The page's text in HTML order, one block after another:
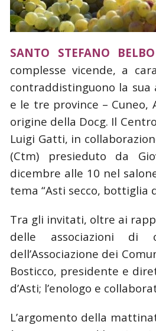
SANTO STEFANO BELBO
complesse vicende, a
contraddistinguono la
e le tre province – Cuneo,
origine della Docg. Il
Luigi Gatti, in
(Ctm) presieduto da
dicembre alle 10 nel
tema “Asti secco, bottiglia
Tra gli invitati, oltre ai
delle associazioni di
dell’Associazione dei
Bosticco, presidente e
d’Asti; l’enologo e
L’argomento della